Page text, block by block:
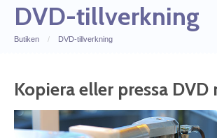
DVD-tillverkning
Butiken / DVD-tillverkning
Kopiera eller pressa